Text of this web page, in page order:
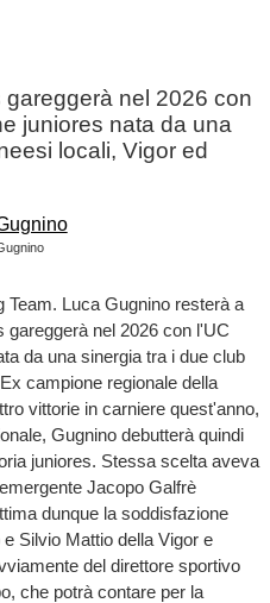
nel 2026 con
juniores nata da una
locali, Vigor ed
Team. Luca Gugnino resterà a
nel 2026 con l'UC
da una sinergia tra i due club
campione regionale della
vittorie in carniere quest'anno,
Gugnino debutterà quindi
juniores. Stessa scelta aveva
Jacopo Galfrè
dunque la soddisfazione
Silvio Mattio della Vigor e
del direttore sportivo
che potrà contare per la